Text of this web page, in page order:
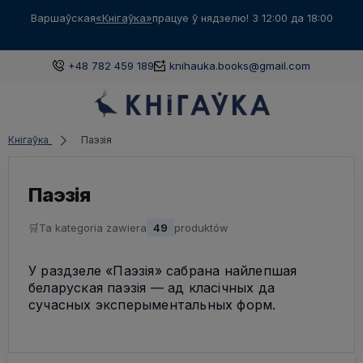
Варшаўская«Кнігаўка»працуе ў нядзелю! З 12:00 да 18:00
+48 782 459 189 knihauka.books@gmail.com
Кнігаўка Паэзія
Паэзія
🛒Ta kategoria zawiera 49 produktów
У раздзеле «Паэзія» сабрана найлепшая
беларуская паэзія — ад класічных да
сучасных эксперыментальных форм.